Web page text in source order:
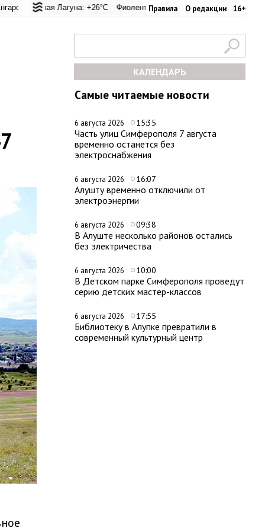
Правила О редакции 16+
Лагуна: +26°C Фиолент: +25.9°C Казачья бухта: +25.9°C
+20.9°C Евпатория: +29.2°C Керчь: +30.6°C Никитский сад:
КАЛЕНДАРЬ
Самые читаемые новости
6 августа 2026 15:35
Часть улиц Симферополя 7 августа
временно останется без
электроснабжения
6 августа 2026 16:07
Алушту временно отключили от
электроэнергии
6 августа 2026 09:38
В Алуште несколько районов остались
без электричества
6 августа 2026 10:00
В Детском парке Симферополя проведут
серию детских мастер-классов
6 августа 2026 17:55
Библиотеку в Алупке превратили в
современный культурный центр